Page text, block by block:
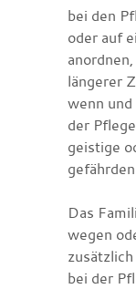
bei den
oder auf
längerer
wenn und
der
geistige
Das
wegen
bei der